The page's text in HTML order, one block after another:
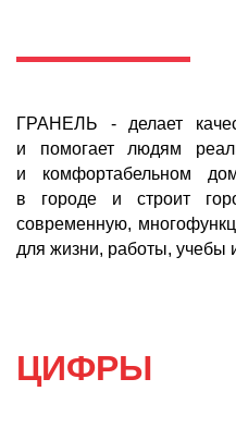
ГРАНЕЛЬ - делает
и помогает людям
и комфортабельном
в городе и строит
современную,
для жизни, работы, учебы
ЦИФРЫ